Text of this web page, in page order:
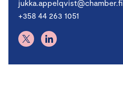
jukka.appelqvist@chamber.fi
+358 44 263 1051